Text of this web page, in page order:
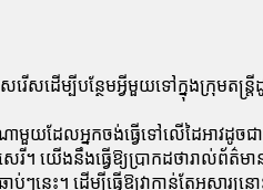
សរើស​ដើម្បី​បន្ថែម​អ្វី​មួយ​ទៅ​ក្នុង​ក្រុម​ត
ាមួយដែលអ្នកចង់ធ្វើទៅលើដៃអាវដូច
។ យើងនឹងធ្វើឱ្យប្រាកដថារាល់ព័ត៌ម
ប់ៗនេះ។ ដើម្បីធ្វើឱ្យវាកាន់តែអស្ចា